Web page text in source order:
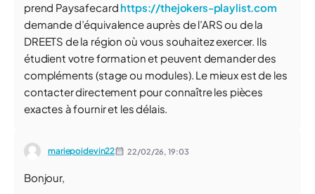
prend Paysafecard https://thejokers-playlist.com
demande d’équivalence auprès de l’ARS ou de la
DREETS de la région où vous souhaitez exercer. Ils
étudient votre formation et peuvent demander des
compléments (stage ou modules). Le mieux est de les
contacter directement pour connaître les pièces
exactes à fournir et les délais.
mariepoidevin22 22/02/26,19:03
Bonjour,